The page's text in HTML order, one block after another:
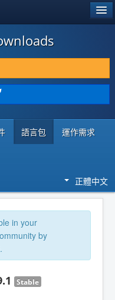
語言包 運作需求
正體中文
in your
by
Stable